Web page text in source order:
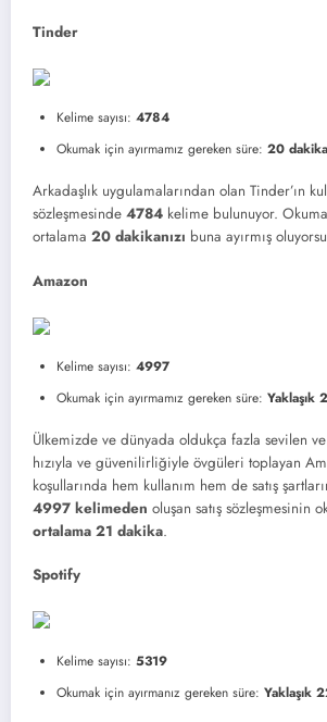
Tinder
Kelime sayısı: 4784
Okumak için ayırmamız gereken süre: 20
Arkadaşlık uygulamalarından olan Tinder’ın
sözleşmesinde 4784 kelime bulunuyor.
ortalama 20 dakikanızı buna ayırmış
Amazon
Kelime sayısı: 4997
Okumak için ayırmamız gereken süre: Yaklaşık
Ülkemizde ve dünyada oldukça fazla sevilen
hızıyla ve güvenilirliğiyle övgüleri toplayan
koşullarında hem kullanım hem de satış
4997 kelimeden oluşan satış sözleşmesinin
ortalama 21 dakika.
Spotify
Kelime sayısı: 5319
Okumak için ayırmanız gereken süre: Yaklaşık